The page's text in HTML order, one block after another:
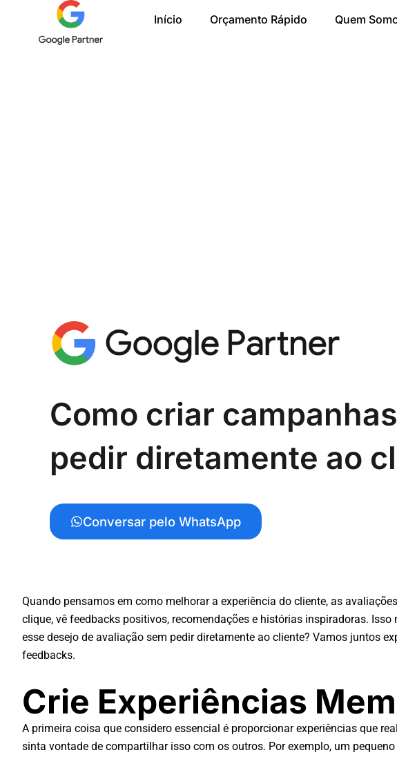
Início Orçamento Rápido Quem
Como criar
pedir diretamente ao
Conversar pelo WhatsApp
Quando pensamos em como melhorar a experiência do cliente, as
clique, vê feedbacks positivos, recomendações e histórias inspiradoras.
esse desejo de avaliação sem pedir diretamente ao cliente? Vamos juntos
feedbacks.
Crie Experiências
A primeira coisa que considero essencial é proporcionar experiências que
sinta vontade de compartilhar isso com os outros. Por exemplo, um